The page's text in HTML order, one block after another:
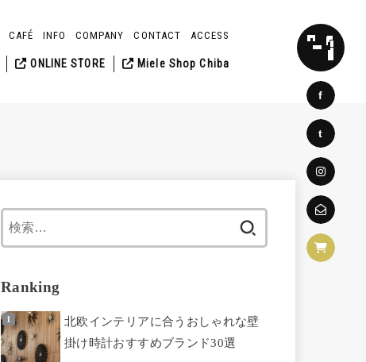
f
t
ONLINE STORE Miele Shop Chiba
CAFÉ INFO COMPANY CONTACT ACCESS SEARCH
Ranking
北欧インテリアに合うおしゃれな壁
掛け時計おすすめブランド30選